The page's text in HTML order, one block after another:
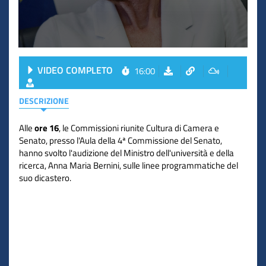
VIDEO COMPLETO 16:00
DESCRIZIONE
Alleore 16, le Commissioni riunite Cultura di Camera e
Senato, presso l'Aula della 4ª Commissione del Senato,
hanno svolto l'audizione del Ministro dell'università e della
ricerca, Anna Maria Bernini, sulle linee programmatiche del
suo dicastero.